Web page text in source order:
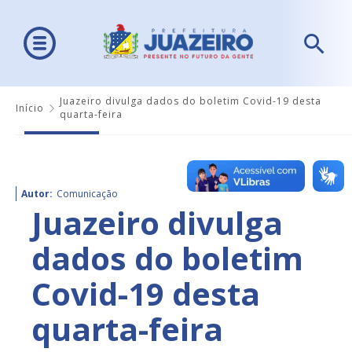
Início
Juazeiro divulga dados do boletim Covid-19 desta
quarta-feira
Autor: Comunicação
Juazeiro divulga
dados do boletim
Covid-19 desta
quarta-feira